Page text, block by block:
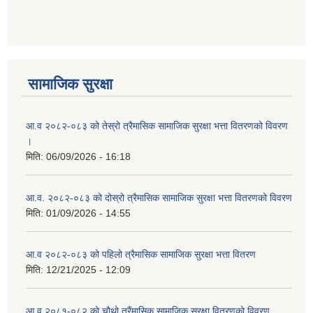
सामाजिक सुरक्षा
आ.व २०८२-०८३ को तेस्रो त्रैमासिक सामाजिक सुरक्षा भत्ता वितरणको विवरण
।
मिति: 06/09/2026 - 16:18
आ.व. २०८२-०८३ को दोस्रो त्रैमासिक सामाजिक सुरक्षा भत्ता वितरणको विवरण
मिति: 01/09/2026 - 14:55
आ.व २०८२-०८३ को पहिलो त्रैमासिक सामाजिक सुरक्षा भत्ता वितरण
मिति: 12/21/2025 - 12:09